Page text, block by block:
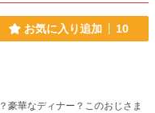
お気に入り追加 10
豪華なディナー？このおじさま